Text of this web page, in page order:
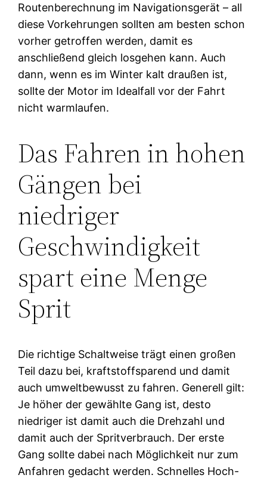
Routenberechnung im Navigationsgerät – all
diese Vorkehrungen sollten am besten schon
vorher getroffen werden, damit es
anschließend gleich losgehen kann. Auch
dann, wenn es im Winter kalt draußen ist,
sollte der Motor im Idealfall vor der Fahrt
nicht warmlaufen.
Das Fahren in hohen
Gängen bei
niedriger
Geschwindigkeit
spart eine Menge
Sprit
Die richtige Schaltweise trägt einen großen
Teil dazu bei, kraftstoffsparend und damit
auch umweltbewusst zu fahren. Generell gilt:
Je höher der gewählte Gang ist, desto
niedriger ist damit auch die Drehzahl und
damit auch der Spritverbrauch. Der erste
Gang sollte dabei nach Möglichkeit nur zum
Anfahren gedacht werden. Schnelles Hoch-